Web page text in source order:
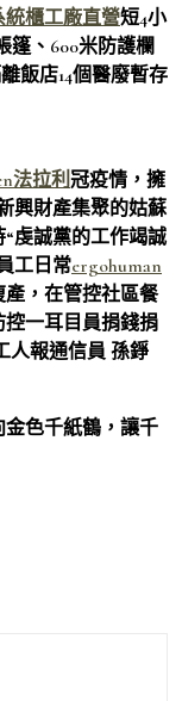
統櫃工廠直營短4小
篷、600米防護欄
飯店14個醫廢暫存
法拉利冠疫情，擁
興財產集聚的姑蘇
虔誠黨的工作竭誠
工日常ergohuman
產，在管控社區餐
一耳目員捐錢捐
人報通信員 孫錚
色千紙鶴，讓千